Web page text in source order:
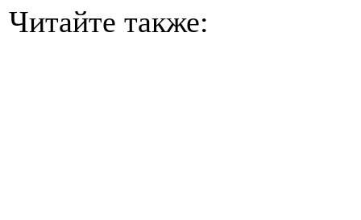
Читайте также: